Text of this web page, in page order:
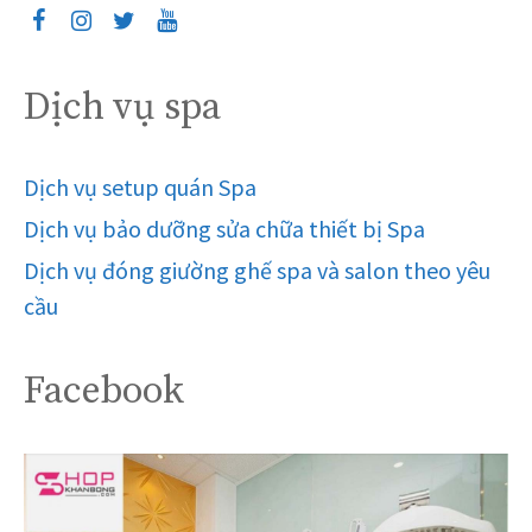
Dịch vụ spa
Dịch vụ setup quán Spa
Dịch vụ bảo dưỡng sửa chữa thiết bị Spa
Dịch vụ đóng giường ghế spa và salon theo yêu
cầu
Facebook